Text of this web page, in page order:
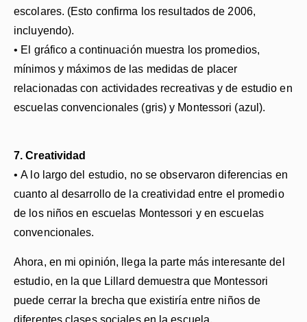
escolares. (Esto confirma los resultados de 2006,
incluyendo).
• El gráfico a continuación muestra los promedios,
mínimos y máximos de las medidas de placer
relacionadas con actividades recreativas y de estudio en
escuelas convencionales (gris) y Montessori (azul).
7. Creatividad
• A lo largo del estudio, no se observaron diferencias en
cuanto al desarrollo de la creatividad entre el promedio
de los niños en escuelas Montessori y en escuelas
convencionales.
Ahora, en mi opinión, llega la parte más interesante del
estudio, en la que Lillard demuestra que Montessori
puede cerrar la brecha que existiría entre niños de
diferentes clases sociales en la escuela.